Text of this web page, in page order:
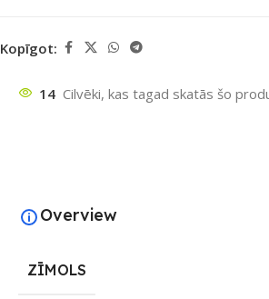
Kopīgot:
14 Cilvēki, kas tagad skatās šo
Overview
ZĪMOLS